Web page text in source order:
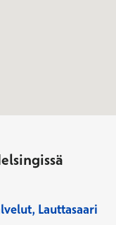
Lauttasaari